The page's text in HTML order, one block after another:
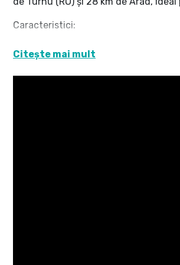
Caracteristici:
Suprafață teren: 1352 mp
Front stradal: 40 m – acces facil și
Utilități: apă, canalizare, curent și
Citește mai mult